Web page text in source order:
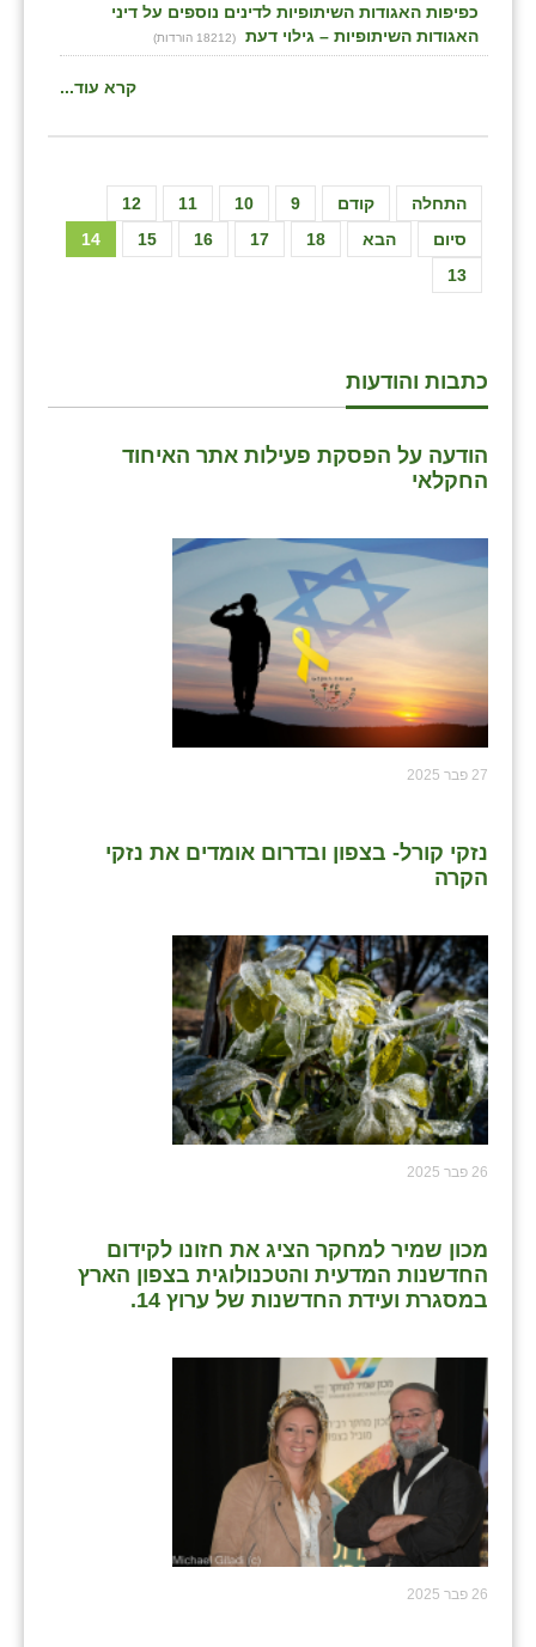
כפיפות האגודות השיתופיות לדינים נוספים על דיני
האגודות השיתופיות – גילוי דעת
(18212 הורדות)
קרא עוד...
התחלה קודם 9
10
11
12
13
14 15 16 17 18 הבא סיום
כתבות והודעות
הודעה על הפסקת פעילות אתר האיחוד
החקלאי
27 פבר 2025
נזקי קורל- בצפון ובדרום אומדים את נזקי
הקרה
26 פבר 2025
מכון שמיר למחקר הציג את חזונו לקידום
החדשנות המדעית והטכנולוגית בצפון הארץ
במסגרת ועידת החדשנות של ערוץ 14.
26 פבר 2025